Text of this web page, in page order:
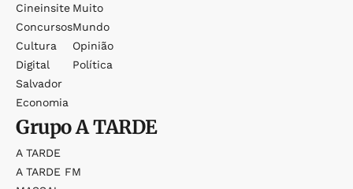
Cineinsite
Concursos
Cultura
Digital
Salvador
Economia
Muito
Mundo
Opinião
Política
GrupoA TARDE
A TARDE
A TARDE FM